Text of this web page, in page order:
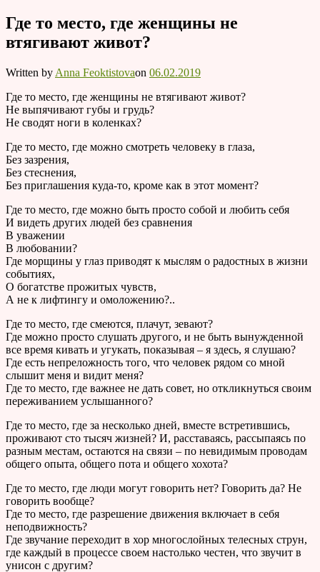
Где то место, где женщины не
втягивают живот?
Written by Anna Feoktistovaon 06.02.2019
Где то место, где женщины не втягивают живот?
Не выпячивают губы и грудь?
Не сводят ноги в коленках?
Где то место, где можно смотреть человеку в глаза,
Без зазрения,
Без стеснения,
Без приглашения куда-то, кроме как в этот момент?
Где то место, где можно быть просто собой и любить себя
И видеть других людей без сравнения
В уважении
В любовании?
Где морщины у глаз приводят к мыслям о радостных в жизни
событиях,
О богатстве прожитых чувств,
А не к лифтингу и омоложению?..
Где то место, где смеются, плачут, зевают?
Где можно просто слушать другого, и не быть вынужденной
все время кивать и угукать, показывая – я здесь, я слушаю?
Где есть непреложность того, что человек рядом со мной
слышит меня и видит меня?
Где то место, где важнее не дать совет, но откликнуться своим
переживанием услышанного?
Где то место, где за несколько дней, вместе встретившись,
проживают сто тысяч жизней? И, расставаясь, рассыпаясь по
разным местам, остаются на связи – по невидимым проводам
общего опыта, общего пота и общего хохота?
Где то место, где люди могут говорить нет? Говорить да? Не
говорить вообще?
Где то место, где разрешение движения включает в себя
неподвижность?
Где звучание переходит в хор многослойных телесных струн,
где каждый в процессе своем настолько честен, что звучит в
унисон с другим?